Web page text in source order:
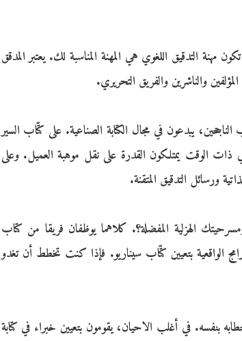
التدقيق اللغوي هي المهنة المناسبة لك. يعتبر المدقق
والناشرين والفريق التحريري.
يبدعون في مجال الكتابة الصناعية. على كتّاب السير
ذات الوقت يمتلكون القدرة على نقل موهبة العميل. وعلى
ورسائل التدقيق المتقنة.
الهزلية المفضلة؟. كلاهما يوظفان فريقا من كتاب
الواقعية بتعيين كتّاب سيناريو. فإذا كنت تخطط أن تغدو
بنفسه. في أغلب الاحيان، يقومون بتعيين خبراء في كتابة